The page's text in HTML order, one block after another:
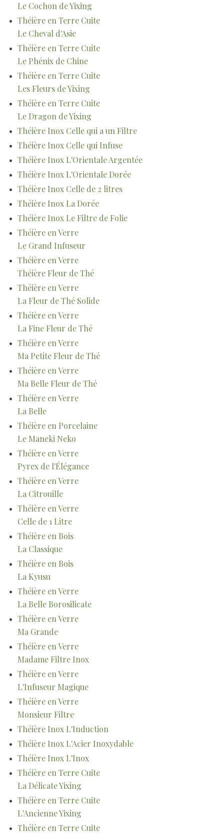
Le Cochon de Yixing
Théière en Terre Cuite
Le Cheval d'Asie
Théière en Terre Cuite
Le Phénix de Chine
Théière en Terre Cuite
Les Fleurs de Yixing
Théière en Terre Cuite
Le Dragon de Yixing
Théière Inox Celle qui a un Filtre
Théière Inox Celle qui Infuse
Théière Inox L'Orientale Argentée
Théière Inox L'Orientale Dorée
Théière Inox Celle de 2 litres
Théière Inox La Dorée
Théière Inox Le Filtre de Folie
Théière en Verre
Le Grand Infuseur
Théière en Verre
Théière Fleur de Thé
Théière en Verre
La Fleur de Thé Solide
Théière en Verre
La Fine Fleur de Thé
Théière en Verre
Ma Petite Fleur de Thé
Théière en Verre
Ma Belle Fleur de Thé
Théière en Verre
La Belle
Théière en Porcelaine
Le Maneki Neko
Théière en Verre
Pyrex de l'Élégance
Théière en Verre
La Citrouille
Théière en Verre
Celle de 1 Litre
Théière en Bois
La Classique
Théière en Bois
La Kyusu
Théière en Verre
La Belle Borosilicate
Théière en Verre
Ma Grande
Théière en Verre
Madame Filtre Inox
Théière en Verre
L'Infuseur Magique
Théière en Verre
Monsieur Filtre
Théière Inox L'Induction
Théière Inox L'Acier Inoxydable
Théière Inox L'Inox
Théière en Terre Cuite
La Délicate Yixing
Théière en Terre Cuite
L'Ancienne Yixing
Théière en Terre Cuite